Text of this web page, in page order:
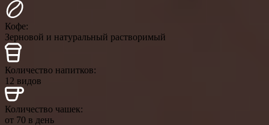
Кофе:
Зерновой и натуральный растворимый
Количество напитков:
12 видов
Количество чашек:
от 70 в день